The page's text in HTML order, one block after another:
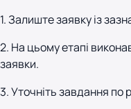
1. Залиште заявку із
2. На цьому етапі
заявки.
3. Уточніть завдання по